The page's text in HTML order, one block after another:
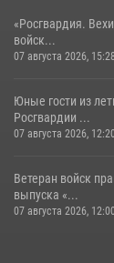
«Росгвардия.
войск...
07 августа 2026, 15:28
Юные гости из
Росгвардии ...
07 августа 2026,
Ветеран войск
выпуска «...
07 августа 2026,